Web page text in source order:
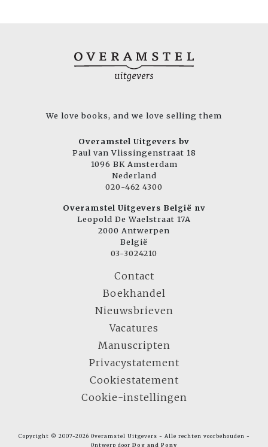
We love books, and we love selling them
Overamstel Uitgevers bv
Paul van Vlissingenstraat 18
1096 BK Amsterdam
Nederland
020-462 4300
Overamstel Uitgevers België nv
Leopold De Waelstraat 17A
2000 Antwerpen
België
03-3024210
Contact
Boekhandel
Nieuwsbrieven
Vacatures
Manuscripten
Privacystatement
Cookiestatement
Cookie-instellingen
Copyright © 2007-2026 Overamstel Uitgevers - Alle rechten voorbehouden -
Ontwerp door Dog and Pony